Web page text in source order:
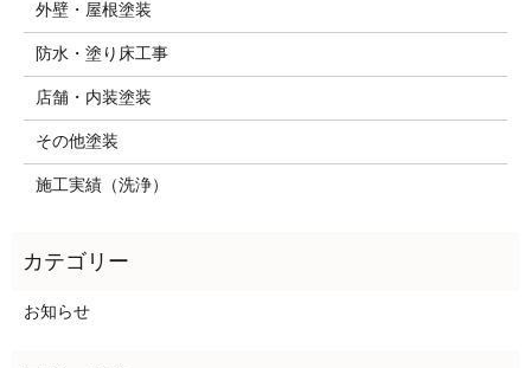
外壁・屋根塗装
防水・塗り床工事
店舗・内装塗装
その他塗装
施工実績（洗浄）
お知らせ